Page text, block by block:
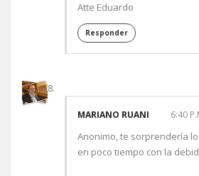
Atte Eduardo
Responder
MARIANO RUANI 6:40
Anonimo, te sorprendería
en poco tiempo con la